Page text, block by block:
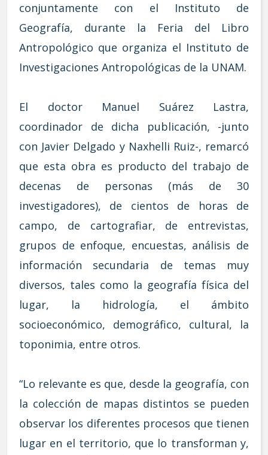
conjuntamente con el Instituto de
Geografía, durante la Feria del Libro
Antropológico que organiza el Instituto de
Investigaciones Antropológicas de la UNAM.
El doctor Manuel Suárez Lastra,
coordinador de dicha publicación, -junto
con Javier Delgado y Naxhelli Ruiz-, remarcó
que esta obra es producto del trabajo de
decenas de personas (más de 30
investigadores), de cientos de horas de
campo, de cartografiar, de entrevistas,
grupos de enfoque, encuestas, análisis de
información secundaria de temas muy
diversos, tales como la geografía física del
lugar, la hidrología, el ámbito
socioeconómico, demográfico, cultural, la
toponimia, entre otros.
“Lo relevante es que, desde la geografía, con
la colección de mapas distintos se pueden
observar los diferentes procesos que tienen
lugar en el territorio, que lo transforman y,